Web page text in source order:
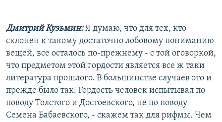
Дмитрий Кузьмин:Я думаю, что для тех, кто
склонен к такому достаточно лобовому пониманию
вещей, все осталось по-прежнему - с той оговоркой,
что предметом этой гордости является все ж таки
литература прошлого. В большинстве случаев это и
прежде было так. Гордость человек испытывал по
поводу Толстого и Достоевского, не по поводу
Семена Бабаевского, - скажем так для рифмы. Чем